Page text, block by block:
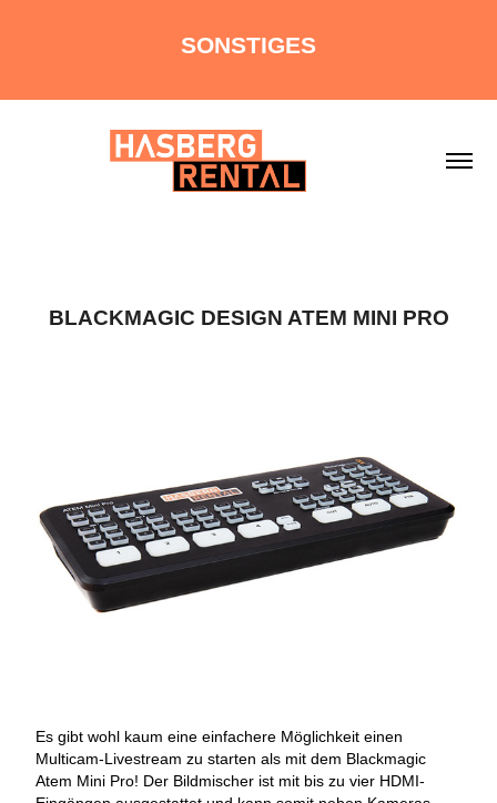
SONSTIGES
BLACKMAGIC DESIGN ATEM MINI PRO
Es gibt wohl kaum eine einfachere Möglichkeit einen
Multicam-Livestream zu starten als mit dem Blackmagic
Atem Mini Pro! Der Bildmischer ist mit bis zu vier HDMI-